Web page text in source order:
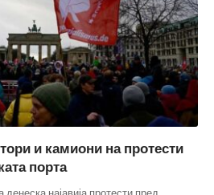
и камиони на протести
порта